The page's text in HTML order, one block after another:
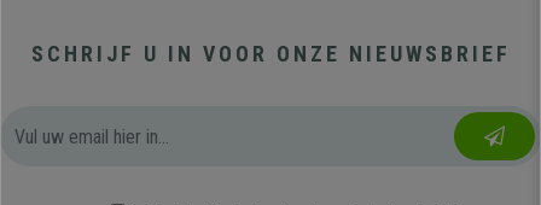
SCHRIJF U IN VOOR ONZE NIEUWSBRIEF